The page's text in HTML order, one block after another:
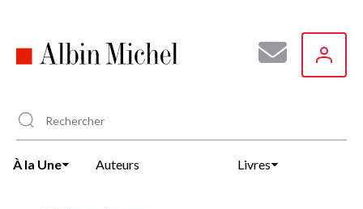
principal
À la Une Auteurs Livres